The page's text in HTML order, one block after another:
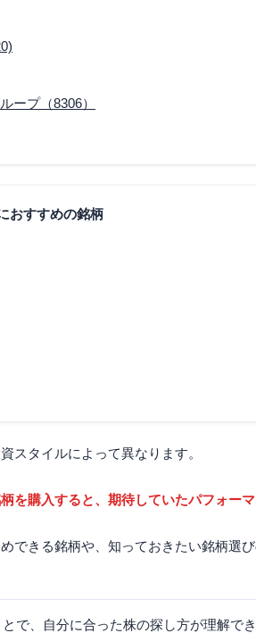
ープ（8306）
おすすめの銘柄
スタイルによって異なります。
を購入すると、期待していたパフォー
できる銘柄や、知っておきたい銘柄選
で、自分に合った株の探し方が理解でき